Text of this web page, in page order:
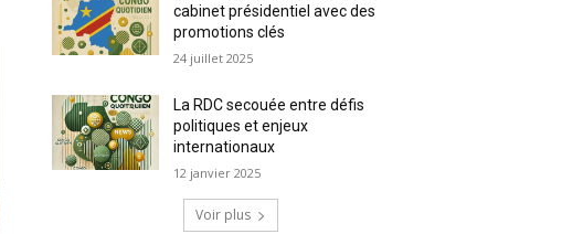
cabinet présidentiel avec des
promotions clés
24 juillet 2025
La RDC secouée entre défis
politiques et enjeux
internationaux
12 janvier 2025
Voir plus